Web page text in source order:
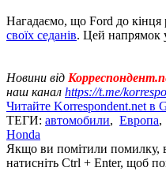
Нагадаємо, що Ford до кінця
своїх седанів. Цей напрямок
Новини від
наш канал https://t.me/
Читайте Korrespondent.net в
ТЕГИ: автомобили, Европа,
Honda
Якщо ви помітили помилку,
натисніть Ctrl + Enter, щоб